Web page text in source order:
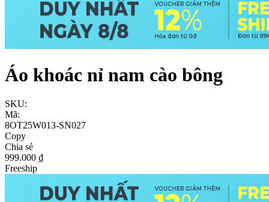
Áo khoác nỉ nam cào bông
SKU:
Mã:
8OT25W013-SN027
Copy
Chia sẻ
999.000 ₫
Freeship